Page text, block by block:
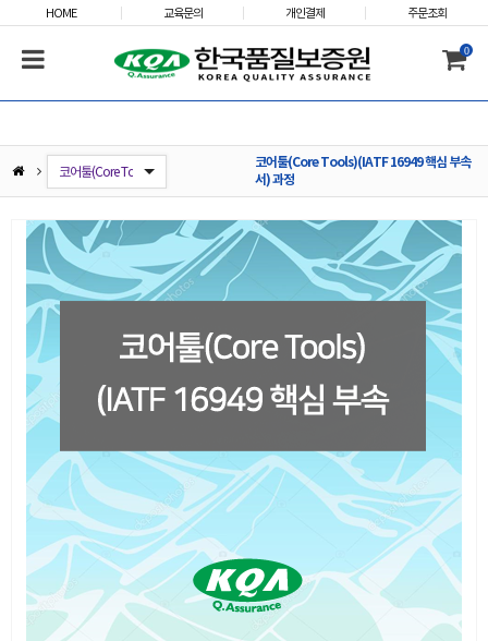
HOME 교육문의 개인결제 주문조회
0
ISO 9001:2015 내부심사원 및 실무자 과정
ISO 9001:2015/14001:2015 통합 내부심사원 및 실무자 과정
ISO 14001:2015/45001:2018 통합 내부심사원 및 실무자 과정
IATF 16949:2016 내부심사원 및 실무자 과정
ISO/IEC 27001:2022 내부심사원 및 실무자 과정
코어툴(Core Tools)(IATF 16949 핵심 부속서) 과정
ISO 45001:2018 내부심사원 및 실무자 과정
시정조치(Corrective actions for nonconformity) 방법 이해 과정
ESG(환경·사회·지배구조) 경영 실무자 과정
안전보건 위험성평가 과정(7H)
ESG(환경사회지배구조)경영 심사원(전문가) 과정(3일)
AIAG-&-VDA_(新)FMEA 해설 과정(4H)
코어툴(Core Tools)(IATF 16949 핵심 부속
서) 과정